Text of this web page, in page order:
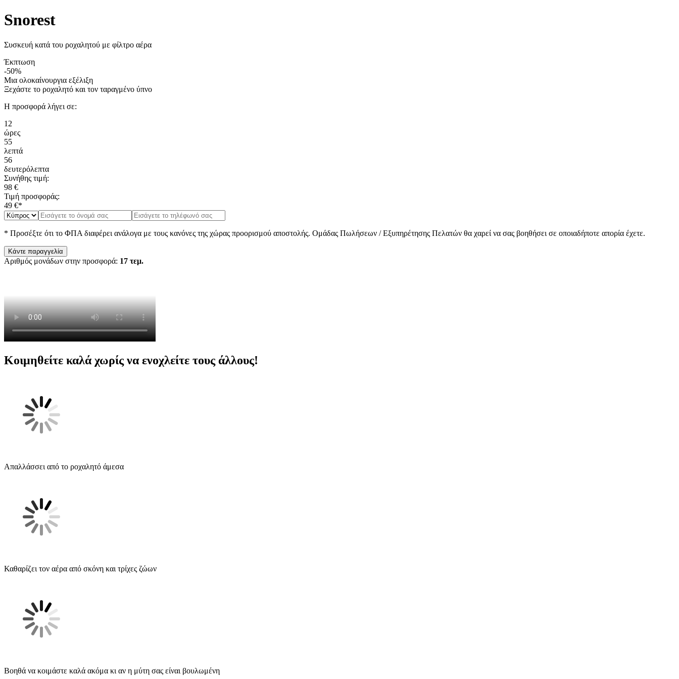
Snorest
Συσκευή κατά του ροχαλητού με φίλτρο αέρα
Έκπτωση
-50%
Μια ολοκαίνουργια εξέλιξη
Ξεχάστε το ροχαλητό και τον ταραγμένο ύπνο
Η προσφορά λήγει σε:
12
ώρες
55
λεπτά
56
δευτερόλεπτα
Συνήθης τιμή:
98 €
Τιμή προσφοράς:
49 €*
* Προσέξτε ότι το ΦΠΑ διαφέρει ανάλογα με τους κανόνες της χώρας προορισμού αποστολής. Ομάδας Πωλήσεων / Εξυπηρέτησης Πελατών θα χαρεί να σας βοηθήσει σε οποιαδήποτε απορία έχετε.
Κάντε παραγγελία
Αριθμός μονάδων στην προσφορά: 17 τεμ.
Κοιμηθείτε καλάχωρίς να ενοχλείτε τους άλλους!
Απαλλάσσει από το ροχαλητό άμεσα
Καθαρίζει τον αέρα από σκόνη και τρίχες ζώων
Βοηθά να κοιμάστε καλά ακόμα κι αν η μύτη σας είναι βουλωμένη